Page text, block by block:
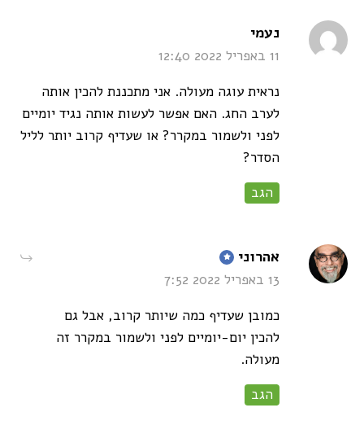
נעמי
11 באפריל 2022 12:40
נראית עוגה מעולה. אני מתכננת להכין אותה
לערב החג. האם אפשר לעשות אותה נגיד יומיים
לפני ולשמור במקרר? או שעדיף קרוב יותר לליל
הסדר?
הגב
אהרוני says:
13 באפריל 2022 7:52
כמובן שעדיף כמה שיותר קרוב, אבל גם
להכין יום-יומיים לפני ולשמור במקרר זה
מעולה.
הגב